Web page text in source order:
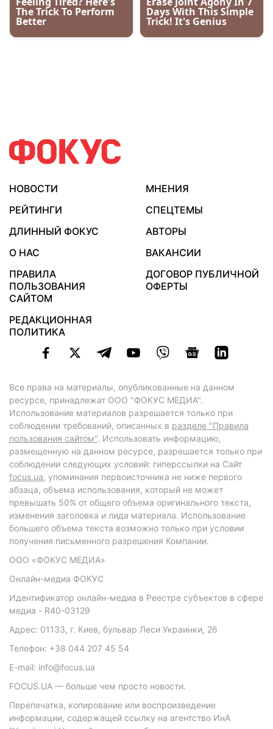
НОВОСТИ
МНЕНИЯ
РЕЙТИНГИ
СПЕЦТЕМЫ
ДЛИННЫЙ ФОКУС
АВТОРЫ
О НАС
ВАКАНСИИ
ПРАВИЛА
ПОЛЬЗОВАНИЯ
САЙТОМ
ДОГОВОР ПУБЛИЧНОЙ
ОФЕРТЫ
РЕДАКЦИОННАЯ
ПОЛИТИКА
Все права на материалы, опубликованные на данном
ресурсе, принадлежат ООО "ФОКУС МЕДИА".
Использование материалов разрешается только при
соблюдении требований, описанных в разделе "Правила
пользования сайтом". Использовать информацию,
размещенную на данном ресурсе, разрешается только при
соблюдении следующих условий: гиперссылки на Сайт
focus.ua, упоминания первоисточника не ниже первого
абзаца, объема использования, который не может
превышать 50% от общего объема оригинального текста,
изменения заголовка и лида материала. Использование
большего объема текста возможно только при условии
получения письменного разрешения Компании.
ООО «ФОКУС МЕДИА»
Онлайн-медиа ФОКУС
Идентификатор онлайн-медиа в Реестре субъектов в сфере
медиа - R40-03129
Адрес: 01133, г. Киев, бульвар Леси Украинки, 26
Телефон: +38 044 207 45 54
E-mail: info@focus.ua
FOCUS.UA — больше чем просто новости.
Перепечатка, копирование или воспроизведение
информации, содержащей ссылку на агентство ИнА